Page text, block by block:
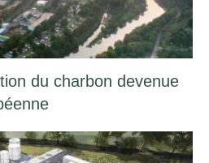
du charbon devenue